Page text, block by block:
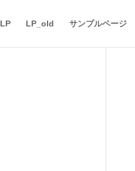
LP LP_old サンプルページ